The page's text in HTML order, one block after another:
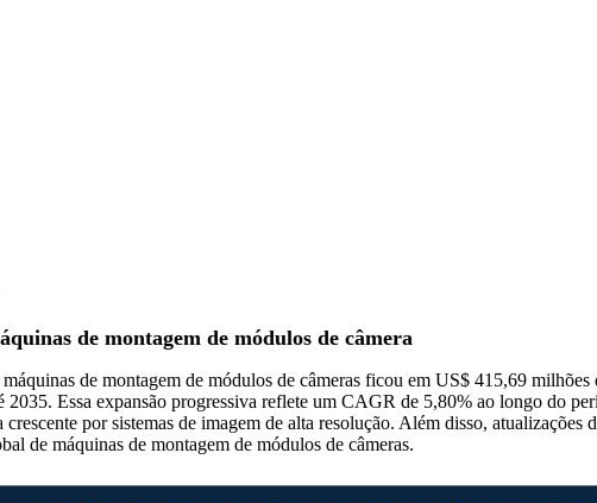
de montagem de módulos de câmera
de montagem de módulos de câmeras ficou em US$ 415,69
Essa expansão progressiva reflete um CAGR de 5,80% ao longo do
por sistemas de imagem de alta resolução. Além disso,
de máquinas de montagem de módulos de câmeras.